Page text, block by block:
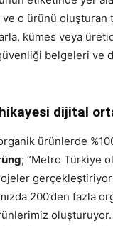
o ürünü oluşturan
kümes veya
belgeleri ve
dijital
ürünlerde
; “Metro Türkiye
gerçekleştiriyor
200’den fazla